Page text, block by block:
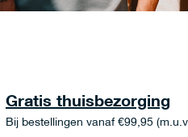
Gratis thuisbezorging
Bij bestellingen vanaf €99,95